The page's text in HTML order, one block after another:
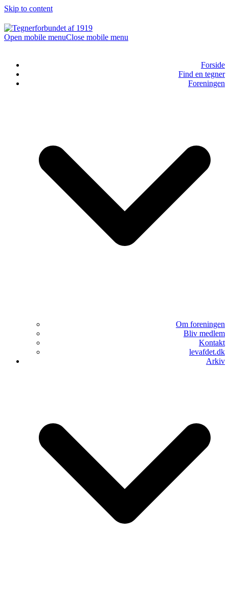
Skip to content
Open mobile menuClose mobile menu
Forside
Find en tegner
Foreningen
Om foreningen
Bliv medlem
Kontakt
levafdet.dk
Arkiv